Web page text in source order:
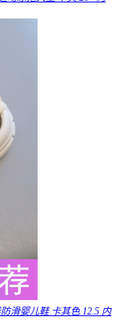
滑婴儿鞋 卡其色 12.5 内